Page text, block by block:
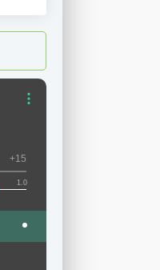
1.0
+15